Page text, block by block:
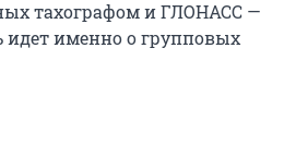
тахографом и ГЛОНАСС —
идет именно о групповых